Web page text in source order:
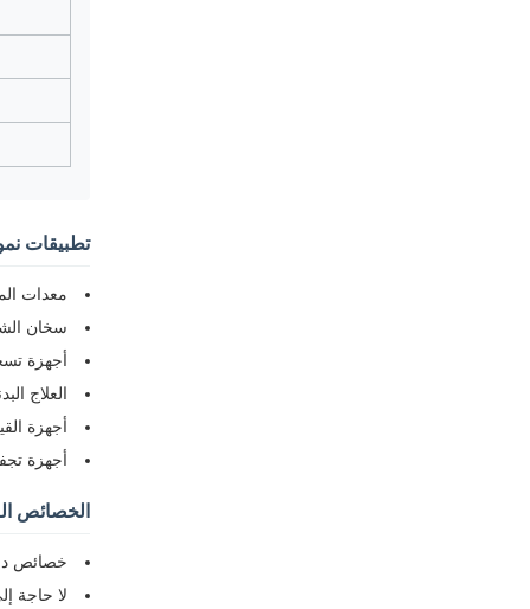
تطبيقات
معدات
سخان
أجهزة
العلاج
أجهزة
أجهزة
الخصائص
خصائص
لا حاجة